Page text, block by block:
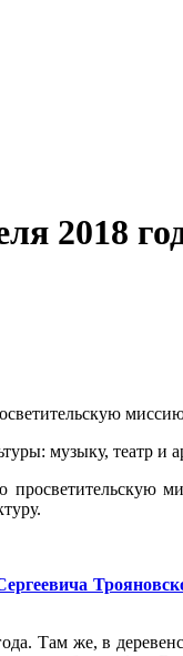
2018
музыку, театр и
просветительскую
Там же, в